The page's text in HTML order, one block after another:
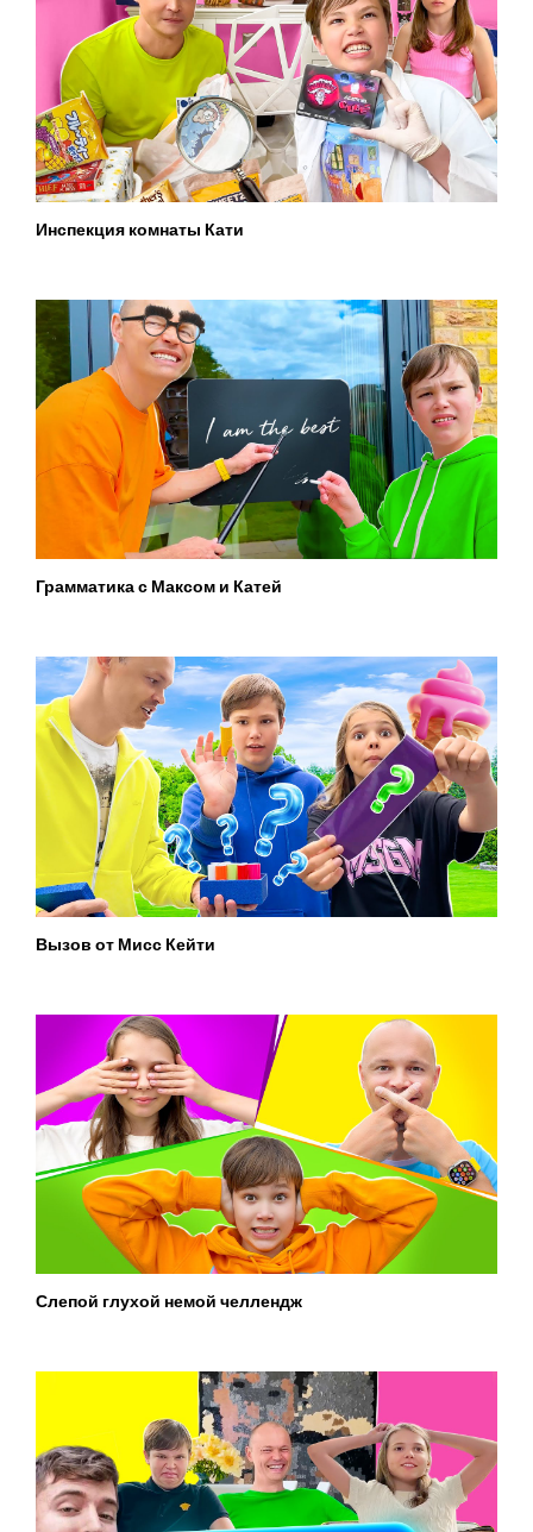
Инспекция комнаты Кати
Грамматика с Максом и Катей
Вызов от Мисс Кейти
Слепой глухой немой челлендж